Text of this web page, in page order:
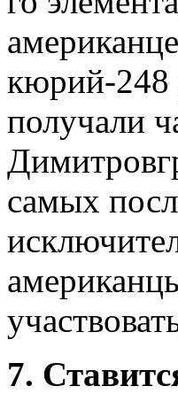
кюрий-248
получали
самых
7.